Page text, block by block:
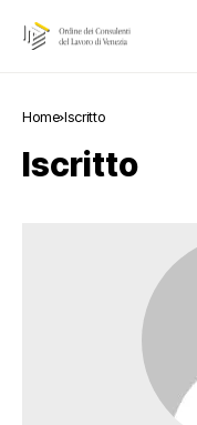
Home Iscritto
Iscritto